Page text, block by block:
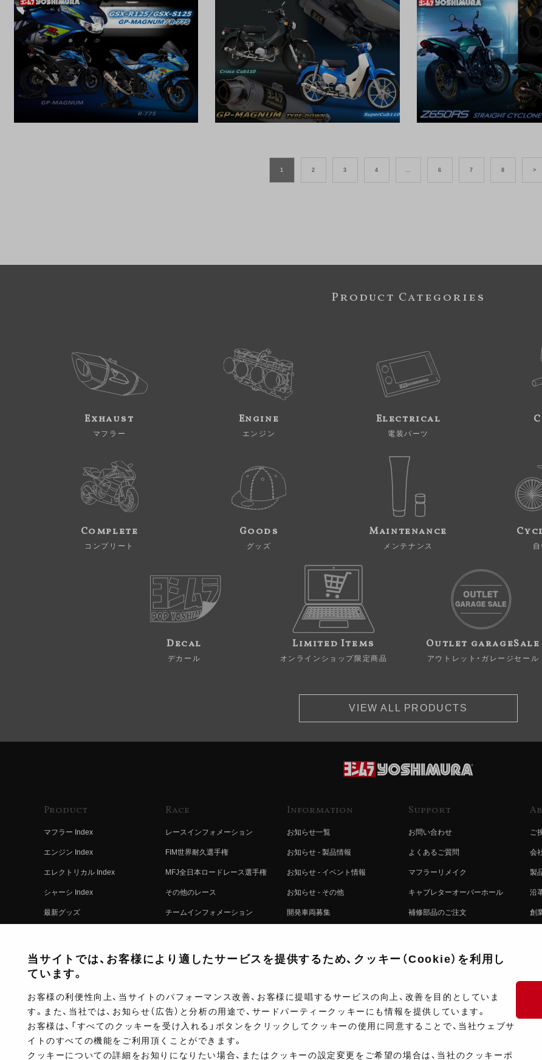
1 2 3 4 … 6 7 8 >
Product Categories
Exhaust
マフラー
Engine
エンジン
Electrical
電装パーツ
Complete
コンプリート
Goods
グッズ
Maintenance
メンテナンス
Decal
デカール
Limited Items
オンラインショップ限定商品
Outlet garageSale
アウトレット・ガレージセール
VIEW ALL PRODUCTS
Product
マフラー Index
エンジン Index
エレクトリカル Index
シャーシ Index
最新グッズ
コンプリート
Race
レースインフォメーション
FIM世界耐久選手権
MFJ全日本ロードレース選手権
その他のレース
チームインフォメーション
レースムービー
Information
お知らせ一覧
お知らせ - 製品情報
お知らせ - イベント情報
お知らせ - その他
開発車両募集
注文方法
Support
お問い合わせ
よくあるご質問
マフラーリメイク
キャブレターオーバーホール
補修部品のご注文
製品に関する重要なお知らせ
ポイントについて
ショップ情報
製品マニュアル検索
ご
会
製
沿
創
当サイトでは、お客様により適したサービスを提供するため、クッキー（Cookie）を利用し
ています。
お客様の利便性向上、当サイトのパフォーマンス改善、お客様に提唱するサービスの向上、改善を目的としていま
す。また、当社では、お知らせ（広告）と分析の用途で、サードパーティークッキーにも情報を提供しています。
お客様は、「すべてのクッキーを受け入れる」ボタンをクリックしてクッキーの使用に同意することで、当社ウェブサ
イトのすべての機能をご利用頂くことができます。
クッキーについての詳細をお知りになりたい場合、またはクッキーの設定変更をご希望の場合は、当社のクッキーポ